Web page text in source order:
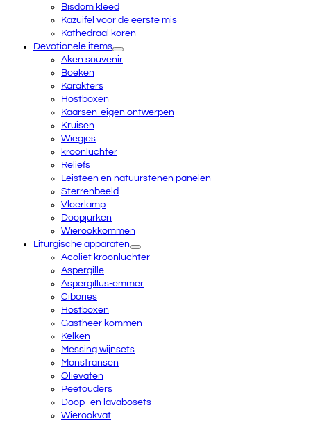
Bisdom kleed
Kazuifel voor de eerste mis
Kathedraal koren
Devotionele items
Aken souvenir
Boeken
Karakters
Hostboxen
Kaarsen-eigen ontwerpen
Kruisen
Wiegjes
kroonluchter
Reliëfs
Leisteen en natuurstenen panelen
Sterrenbeeld
Vloerlamp
Doopjurken
Wierookkommen
Liturgische apparaten
Acoliet kroonluchter
Aspergille
Aspergillus-emmer
Cibories
Hostboxen
Gastheer kommen
Kelken
Messing wijnsets
Monstransen
Olievaten
Peetouders
Doop- en lavabosets
Wierookvat